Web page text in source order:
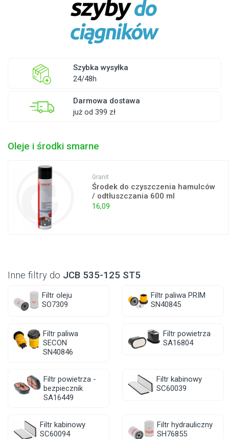
Szybka wysyłka
24/48h
Darmowa dostawa
już od 399 zł
Oleje i środki smarne
Granit
Środek do czyszczenia hamulców
/ odtłuszczania 600 ml
16,09
Inne filtry do JCB 535-125 ST5
Filtr oleju
SO7309
Filtr paliwa PRIM
SN40845
Filtr paliwa
SECON
SN40846
Filtr powietrza
SA16804
Filtr powietrza -
bezpiecznik
SA16449
Filtr kabinowy
SC60039
Filtr kabinowy
SC60094
Filtr hydrauliczny
SH76855